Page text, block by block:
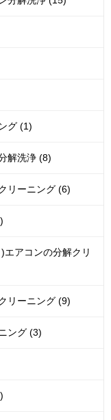
グ (1)
解洗浄 (8)
リーニング (6)
アコンの分解クリ
リーニング (9)
ング (3)